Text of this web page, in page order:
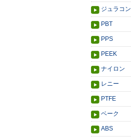
ジュラコン
PBT
PPS
PEEK
ナイロン
レニー
PTFE
ベーク
ABS